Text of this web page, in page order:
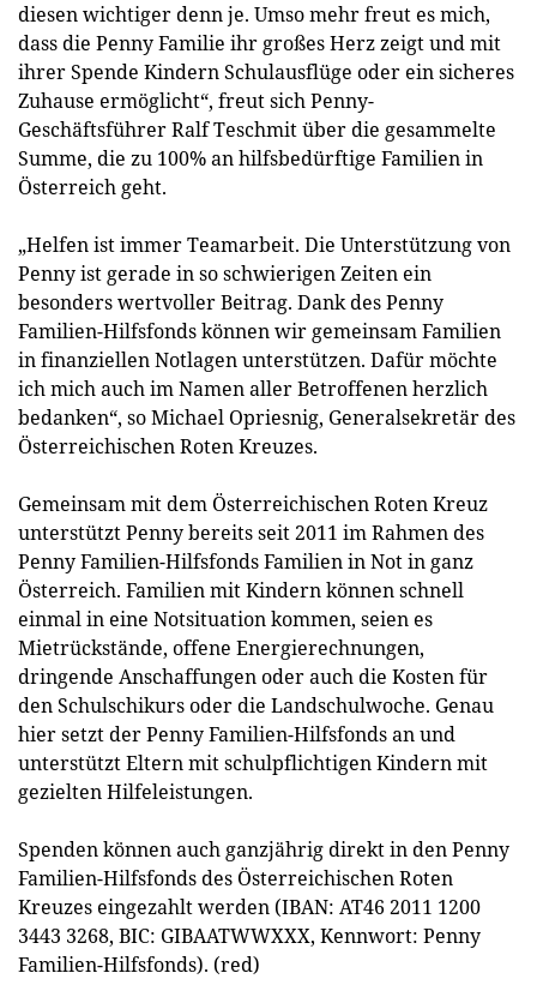
diesen wichtiger denn je. Umso mehr freut es mich,
dass die Penny Familie ihr großes Herz zeigt und mit
ihrer Spende Kindern Schulausflüge oder ein sicheres
Zuhause ermöglicht“, freut sich Penny-
Geschäftsführer Ralf Teschmit über die gesammelte
Summe, die zu 100% an hilfsbedürftige Familien in
Österreich geht.
„Helfen ist immer Teamarbeit. Die Unterstützung von
Penny ist gerade in so schwierigen Zeiten ein
besonders wertvoller Beitrag. Dank des Penny
Familien-Hilfsfonds können wir gemeinsam Familien
in finanziellen Notlagen unterstützen. Dafür möchte
ich mich auch im Namen aller Betroffenen herzlich
bedanken“, so Michael Opriesnig, Generalsekretär des
Österreichischen Roten Kreuzes.
Gemeinsam mit dem Österreichischen Roten Kreuz
unterstützt Penny bereits seit 2011 im Rahmen des
Penny Familien-Hilfsfonds Familien in Not in ganz
Österreich. Familien mit Kindern können schnell
einmal in eine Notsituation kommen, seien es
Mietrückstände, offene Energierechnungen,
dringende Anschaffungen oder auch die Kosten für
den Schulschikurs oder die Landschulwoche. Genau
hier setzt der Penny Familien-Hilfsfonds an und
unterstützt Eltern mit schulpflichtigen Kindern mit
gezielten Hilfeleistungen.
Spenden können auch ganzjährig direkt in den Penny
Familien-Hilfsfonds des Österreichischen Roten
Kreuzes eingezahlt werden (IBAN: AT46 2011 1200
3443 3268, BIC: GIBAATWWXXX, Kennwort: Penny
Familien-Hilfsfonds). (red)